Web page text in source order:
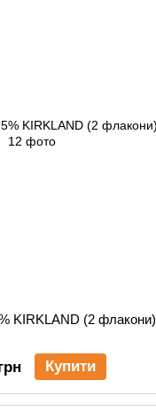
KIRKLAND (2 флакони)
Купити